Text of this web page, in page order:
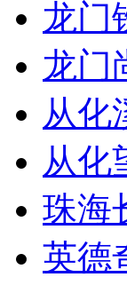
龙门
龙门
从化
从化
珠海
英德